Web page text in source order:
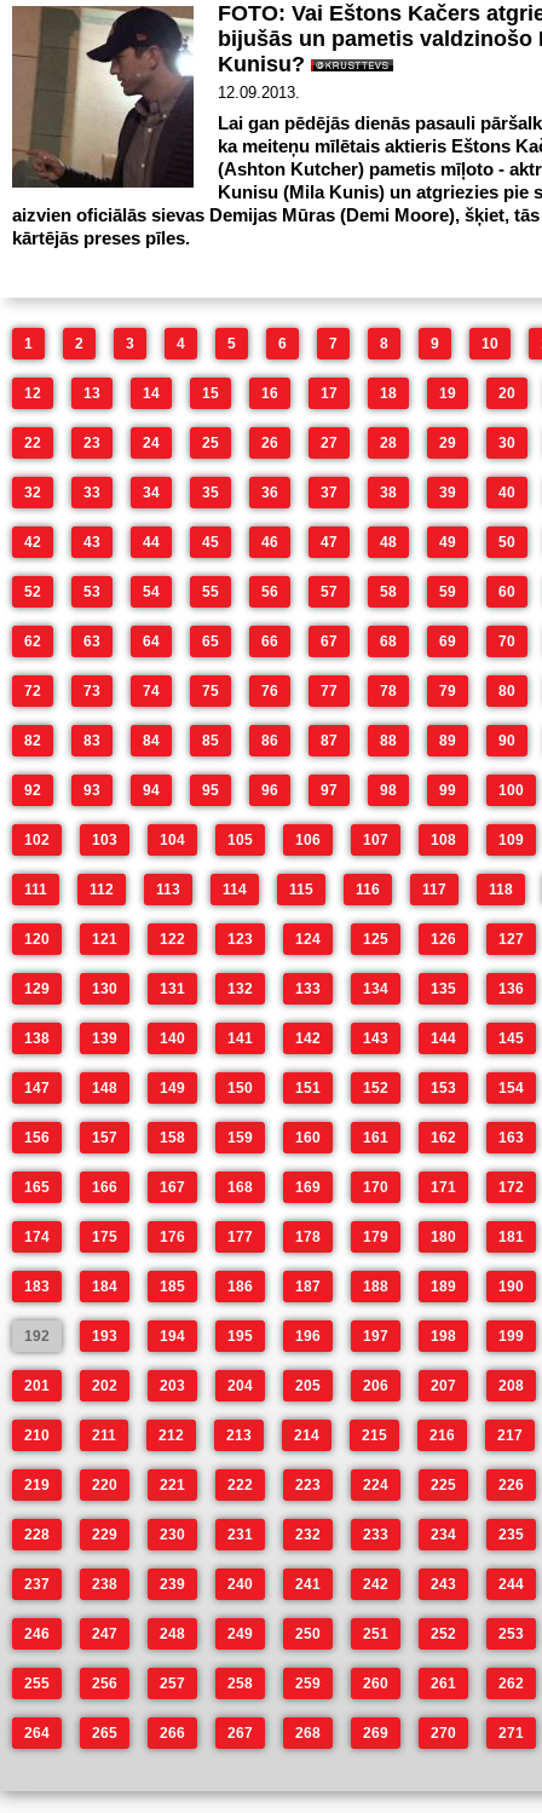
FOTO: Vai Eštons Kačers
bijušās un pametis valdzinošo
Kunisu?
12.09.2013.
Lai gan pēdējās dienās pasauli
ka meiteņu mīlētais aktieris Eštons
(Ashton Kutcher) pametis mīļoto -
Kunisu (Mila Kunis) un atgriezies pie
aizvien oficiālās sievas Demijas Mūras (Demi Moore), šķiet,
kārtējās preses pīles.
1 2 3 4 5 6 7 8 9 10
12 13 14 15 16 17 18 19 20
22 23 24 25 26 27 28 29 30
32 33 34 35 36 37 38 39 40
42 43 44 45 46 47 48 49 50
52 53 54 55 56 57 58 59 60
62 63 64 65 66 67 68 69 70
72 73 74 75 76 77 78 79 80
82 83 84 85 86 87 88 89 90
92 93 94 95 96 97 98 99 100
102 103 104 105 106 107 108 109
111 112 113 114 115 116 117 118
120 121 122 123 124 125 126 127
129 130 131 132 133 134 135 136
138 139 140 141 142 143 144 145
147 148 149 150 151 152 153 154
156 157 158 159 160 161 162 163
165 166 167 168 169 170 171 172
174 175 176 177 178 179 180 181
183 184 185 186 187 188 189 190
192 193 194 195 196 197 198 199
201 202 203 204 205 206 207 208
210 211 212 213 214 215 216 217
219 220 221 222 223 224 225 226
228 229 230 231 232 233 234 235
237 238 239 240 241 242 243 244
246 247 248 249 250 251 252 253
255 256 257 258 259 260 261 262
264 265 266 267 268 269 270 271